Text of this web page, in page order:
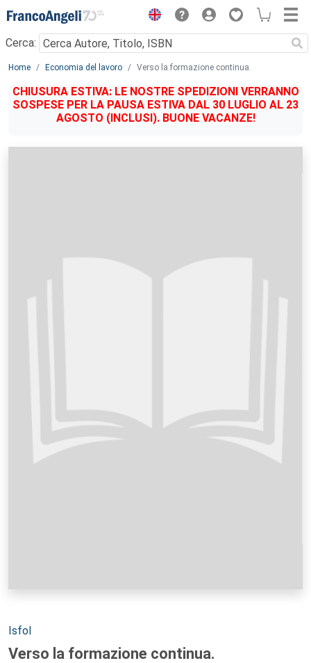
Menu
Cerca:
Main content
Home Economia del lavoro Verso la formazione continua.
CHIUSURA ESTIVA: LE NOSTRE SPEDIZIONI VERRANNO
SOSPESE PER LA PAUSA ESTIVA DAL 30 LUGLIO AL 23
AGOSTO (INCLUSI). BUONE VACANZE!
Autori:
Isfol
Verso la formazione continua.